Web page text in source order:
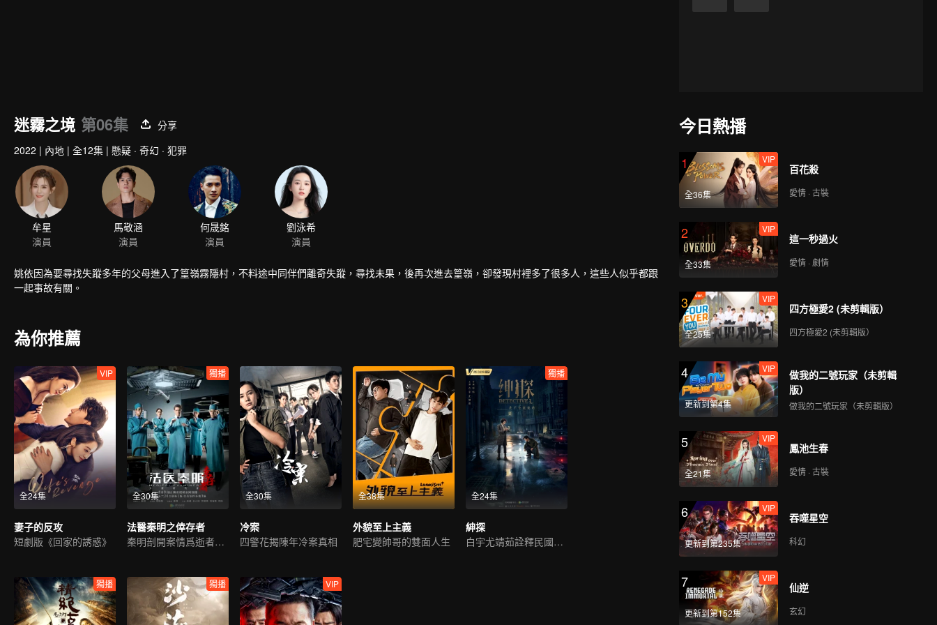
迷霧之境 第06集
分享
2022 | 內地 | 全12集 | 懸疑 · 奇幻 · 犯罪
牟星
演員
馬敬涵
演員
何晟銘
演員
劉泳希
演員
姚依因為要尋找失蹤多年的父母進入了篁嶺霧隱村，不料途中同伴們離奇失蹤，尋找未果，後再次進去篁嶺，卻發現村裡多了很多人，這些人似乎都跟
一起事故有關。
為你推薦
全24集
VIP
妻子的反攻
短劇版《回家的誘惑》
全30集
獨播
法醫秦明之倖存者
秦明剖開案情爲逝者代言
全30集
冷案
四警花揭陳年冷案真相
全38集
外貌至上主義
肥宅變帥哥的雙面人生
全24集
獨播
紳探
白宇尤靖茹詮釋民國偵探範
獨播 獨播 VIP
今日熱播
1
全36集
VIP
百花殺
愛情 · 古裝
2
全33集
VIP
這一秒過火
愛情 · 劇情
3
全25集
VIP
四方極愛2 (未剪輯版）
四方極愛2 (未剪輯版）
4
更新到第4集
VIP
做我的二號玩家（未剪輯
版）
做我的二號玩家（未剪輯版）
5
全21集
VIP
鳳池生春
愛情 · 古裝
6
更新到第235集
VIP
吞噬星空
科幻
7
更新到第152集
VIP
仙逆
玄幻